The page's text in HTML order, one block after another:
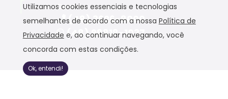
Centro
(48) 3626-8000
(48) 98818-1037
Utilizamos cookies essenciais e tecnologias
semelhantes de acordo com a nossa Política de
Privacidade e, ao continuar navegando, você
concorda com estas condições.
Ok, entendi!